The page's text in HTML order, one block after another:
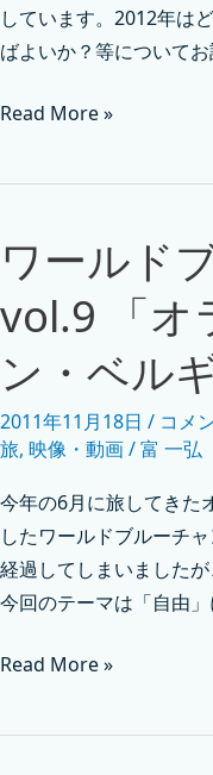
しています。2012年は
ばよいか？等について
Read More »
ワールド
vol.9 「オ
ン・ベル
2011年11月18日 / コメ
旅, 映像・動画/富 一弘
今年の6月に旅してきた
したワールドブルーチ
経過してしまいました
今回のテーマは「自由
Read More »